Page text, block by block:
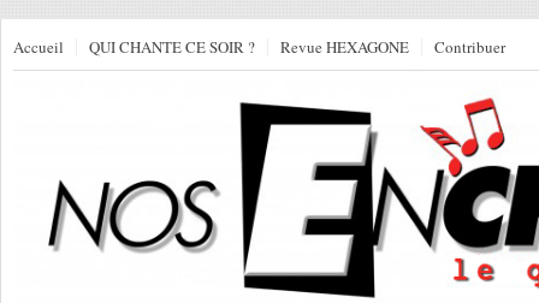
Accueil QUI CHANTE CE SOIR ? Revue HEXAGONE Contribuer